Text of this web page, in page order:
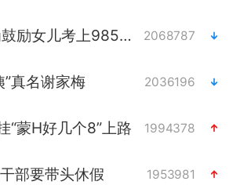
41岁女子为鼓励女儿考上985研究生 2068787
”真名谢家梅 2036196
“蒙H好几个8”上路 1994378
部要带头休假 1953981